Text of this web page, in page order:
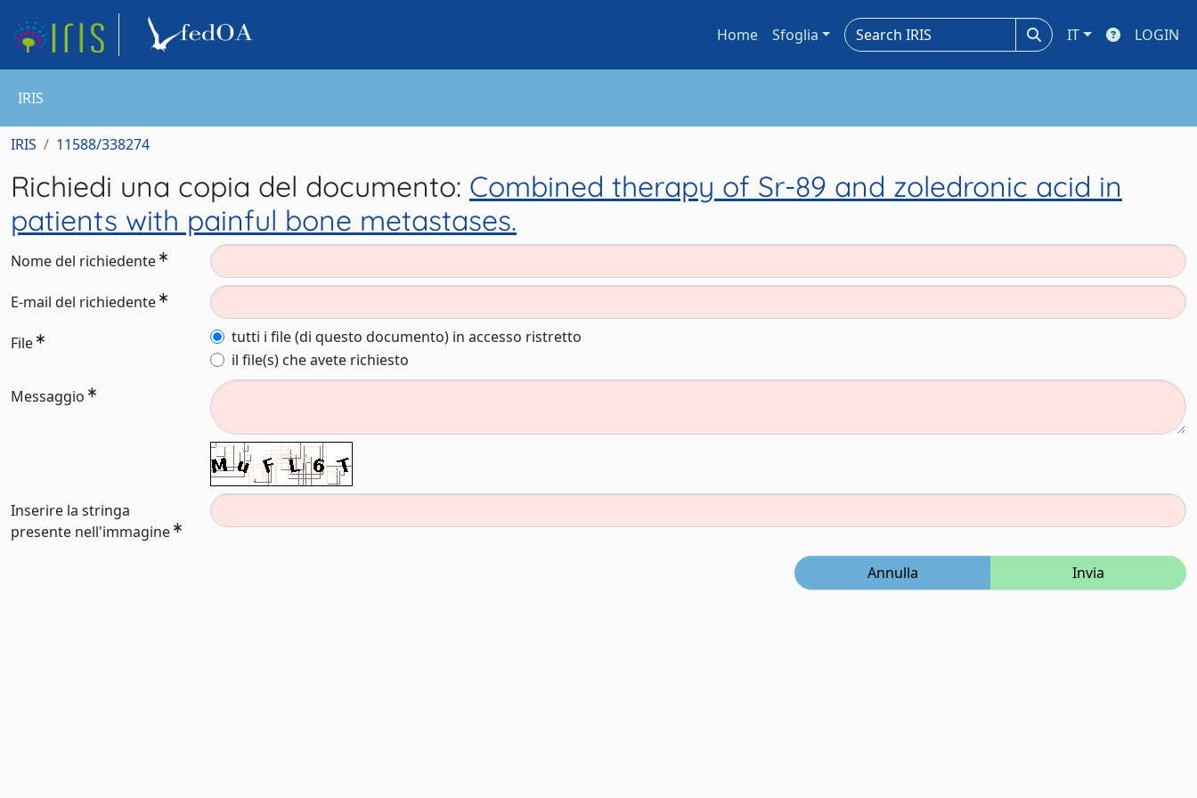
Home Sfoglia IT LOGIN
IRIS
IRIS 11588/338274
Richiedi una copia del documento: Combined therapy of Sr-89 and zoledronic acid in
patients with painful bone metastases.
Nome del richiedente
E-mail del richiedente
File
tutti i file (di questo documento) in accesso ristretto
il file(s) che avete richiesto
Messaggio
Inserire la stringa
presente nell'immagine
Annulla Invia